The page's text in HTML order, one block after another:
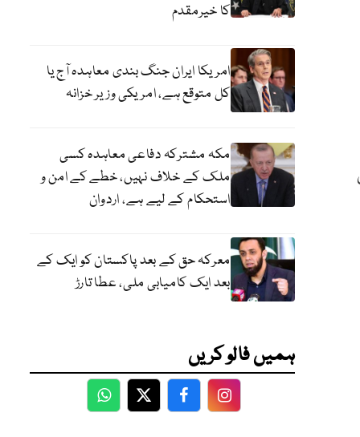
کا خیرمقدم
امریکا ایران جنگ بندی معاہدہ آج یا
کل متوقع ہے، امریکی وزیر خزانہ
مکہ مشترکہ دفاعی معاہدہ کسی
ملک کے خلاف نہیں، خطے کے امن و
استحکام کے لیے ہے، اردوان
معرکہ حق کے بعد پاکستان کو ایک کے
بعد ایک کامیابی ملی، عطا تارڑ
ہمیں فالو کریں
WhatsApp
TwitterFacebookFacebook